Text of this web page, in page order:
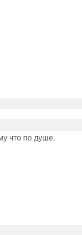
что по душе.